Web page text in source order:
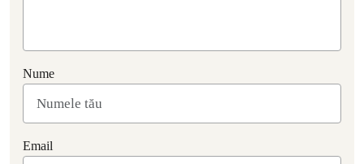
Nume
Email